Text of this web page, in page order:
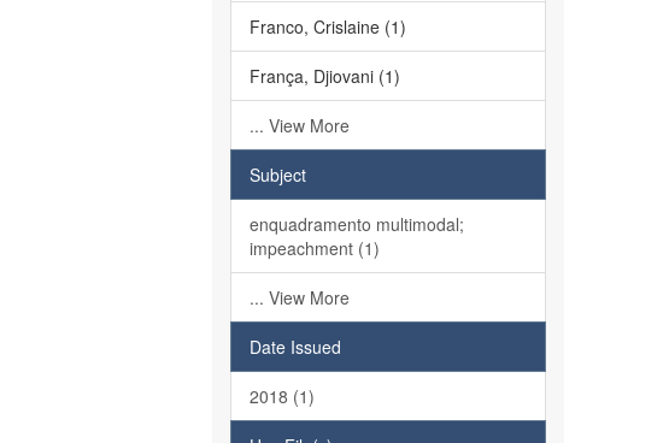
Franco, Crislaine (1)
França, Djiovani (1)
... View More
Subject
enquadramento multimodal;
impeachment (1)
... View More
Date Issued
2018 (1)